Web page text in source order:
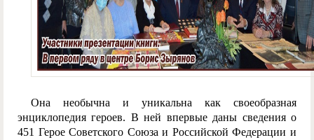
Она необычна и уникальна как своеобразная
энциклопедия героев. В ней впервые даны сведения о
451 Герое Советского Союза и Российской Федерации и